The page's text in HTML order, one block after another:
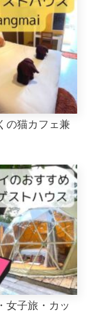
の猫カフェ兼
女子旅・カッ